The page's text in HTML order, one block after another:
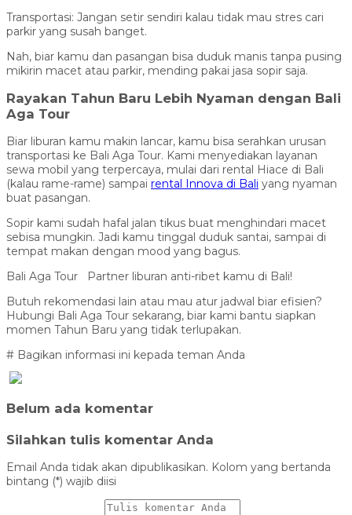
Transportasi: Jangan setir sendiri kalau tidak mau stres cari
parkir yang susah banget.
Nah, biar kamu dan pasangan bisa duduk manis tanpa pusing
mikirin macet atau parkir, mending pakai jasa sopir saja.
Rayakan Tahun Baru Lebih Nyaman dengan Bali
Aga Tour
Biar liburan kamu makin lancar, kamu bisa serahkan urusan
transportasi ke Bali Aga Tour. Kami menyediakan layanan
sewa mobil yang terpercaya, mulai dari rental Hiace di Bali
(kalau rame-rame) sampai rental Innova di Bali yang nyaman
buat pasangan.
Sopir kami sudah hafal jalan tikus buat menghindari macet
sebisa mungkin. Jadi kamu tinggal duduk santai, sampai di
tempat makan dengan mood yang bagus.
Bali Aga Tour Partner liburan anti-ribet kamu di Bali!
Butuh rekomendasi lain atau mau atur jadwal biar efisien?
Hubungi Bali Aga Tour sekarang, biar kami bantu siapkan
momen Tahun Baru yang tidak terlupakan.
# Bagikan informasi ini kepada teman Anda
Belum ada komentar
Silahkan tulis komentar Anda
Email Anda tidak akan dipublikasikan. Kolom yang bertanda
bintang (*) wajib diisi